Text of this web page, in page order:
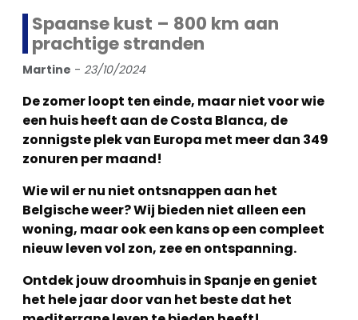
Spaanse kust – 800 km aan
prachtige stranden
Martine - 23/10/2024
De zomer loopt ten einde, maar niet voor wie
een huis heeft aan de Costa Blanca, de
zonnigste plek van Europa met meer dan 349
zonuren per maand!
Wie wil er nu niet ontsnappen aan het
Belgische weer? Wij bieden niet alleen een
woning, maar ook een kans op een compleet
nieuw leven vol zon, zee en ontspanning.
Ontdek jouw droomhuis in Spanje en geniet
het hele jaar door van het beste dat het